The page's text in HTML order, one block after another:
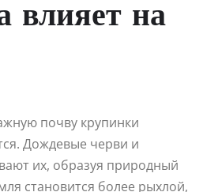
влияет на
почву крупинки
Дождевые черви и
их, образуя природный
становится более рыхлой,